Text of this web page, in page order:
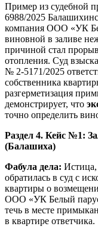
Пример из судебной
6988/2025
компания ООО «УК
виновной в заливе
причиной стал
отопления. Суд
№ 2-5171/2025
собственника
разгерметизация
демонстрирует, что
точно определить
Раздел 4. Кейс №1:
(Балашиха)
Фабула дела: Истица,
обратилась в суд с
квартиры о
ООО «УК Белый
течь в месте
в квартире ответчика.